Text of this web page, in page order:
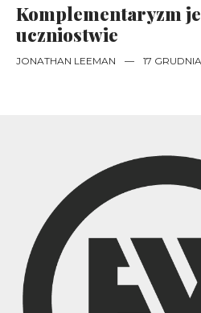
Komplementaryzm
uczniostwie
JONATHAN LEEMAN — 17